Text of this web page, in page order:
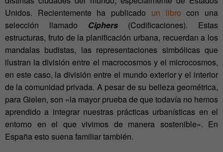
Unidos. Recientemente ha publicado un libro con una
selección llamado Ciphers (Codificaciones). Estas
estructuras, fruto de la planificación urbana, recuerdan a los
mandalas budistas, las representaciones simbólicas que
ilustran la división entre el macrocosmos y el microcosmos,
en este caso, la división entre el mundo exterior y el interior
de la comunidad privada. A pesar de su belleza geométrica,
para Gielen, son «la mayor prueba de que todavía no hemos
aprendido a integrar nuestras prácticas urbanísticas en el
entorno en el que vivimos de manera sostenible». En
España esto suena familiar también.